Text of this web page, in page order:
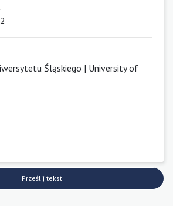
Śląskiego | University of
Prześlij tekst